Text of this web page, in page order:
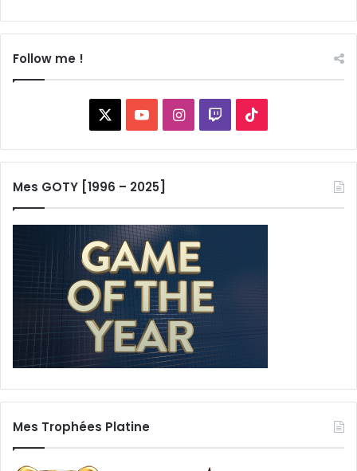
Follow me !
YouTubeInstagram
Twitch
Mes GOTY [1996 – 2025]
Mes Trophées Platine